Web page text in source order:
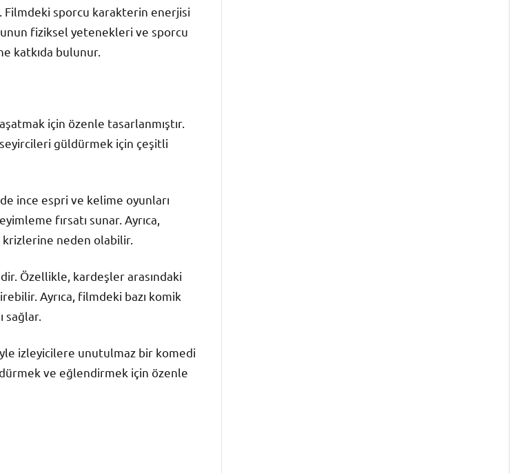
sporcu karakterin enerjisi
fiziksel yetenekleri ve sporcu
katkıda bulunur.
için özenle tasarlanmıştır.
güldürmek için çeşitli
ince espri ve kelime oyunları
fırsatı sunar. Ayrıca,
neden olabilir.
Özellikle, kardeşler arasındaki
Ayrıca, filmdeki bazı komik
sağlar.
izleyicilere unutulmaz bir komedi
ve eğlendirmek için özenle